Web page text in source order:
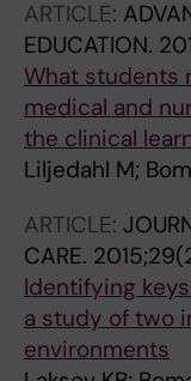
ARTICLE:
EDUCATION.
What students
medical and
the clinical
Liljedahl M;
ARTICLE:
CARE.
Identifying
a study of two
environments